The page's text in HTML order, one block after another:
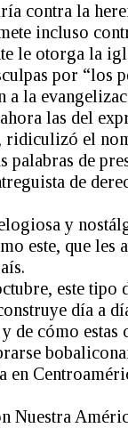
contra la
incluso
le otorga la
por “los
a la
las del
el
palabras de
de
y
este, que
este
día a
de cómo
en
Nuestra